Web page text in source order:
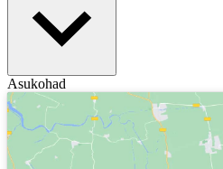
Asukohad